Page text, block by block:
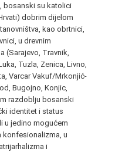
bosanski su katolici
dobrim dijelom
kao obrtnici,
u drevnim
(Sarajevo, Travnik,
Tuzla, Zenica, Livno,
Varcar Vakuf/Mrkonjić-
Bugojno, Konjic,
razdoblju bosanski
identitet i status
u jedino mogućem
u
i